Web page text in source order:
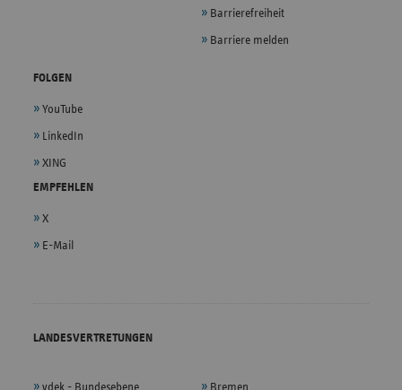
Barrierefreiheit
Barriere melden
FOLGEN
YouTube
LinkedIn
XING
EMPFEHLEN
X
E-Mail
LANDESVERTRETUNGEN
vdek - Bundesebene Bremen